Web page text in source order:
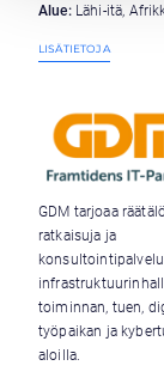
Alue:Lähi-itä,
LISÄTIETOJA
GDM tarjoaa
ratkaisuja ja
toiminnan, tuen,
työpaikan ja
aloilla.